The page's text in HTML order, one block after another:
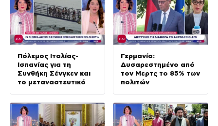
Πόλεμος Ιταλίας-
Ισπανίας για τη
Συνθήκη Σένγκεν και
το μεταναστευτικό
Γερμανία:
Δυσαρεστημένο από
τον Μερτς το 85% των
πολιτών